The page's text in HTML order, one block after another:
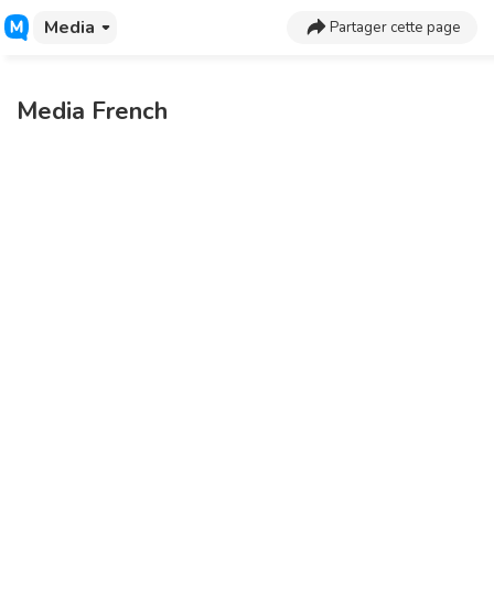
Media Partager cette page
Media French